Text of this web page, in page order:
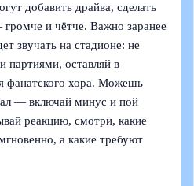
добавить драйва, сделать
и чётче. Важно заранее
звучать на стадионе: не
партиями, оставляй в
фанатского хора. Можешь
— включай минус и пой
реакцию, смотри, какие
а какие требуют